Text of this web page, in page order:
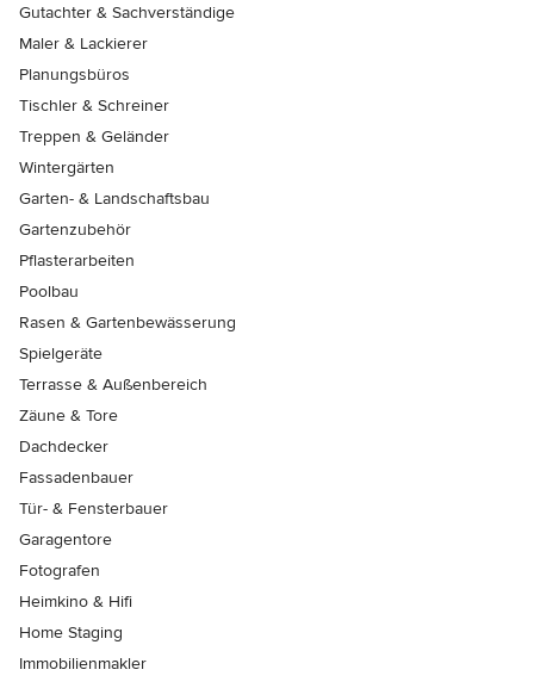
Gutachter & Sachverständige
Maler & Lackierer
Planungsbüros
Tischler & Schreiner
Treppen & Geländer
Wintergärten
Garten- & Landschaftsbau
Gartenzubehör
Pflasterarbeiten
Poolbau
Rasen & Gartenbewässerung
Spielgeräte
Terrasse & Außenbereich
Zäune & Tore
Dachdecker
Fassadenbauer
Tür- & Fensterbauer
Garagentore
Fotografen
Heimkino & Hifi
Home Staging
Immobilienmakler